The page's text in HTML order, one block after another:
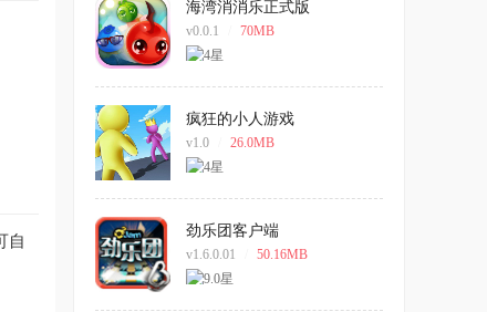
自
海湾消消乐正式版
v0.0.1 70MB
疯狂的小人游戏
v1.0 26.0MB
劲乐团客户端
v1.6.0.01 50.16MB